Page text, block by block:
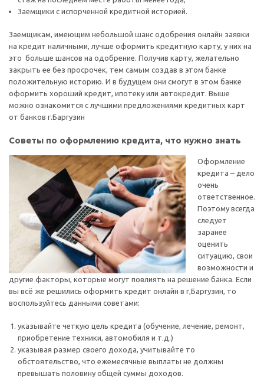
Заемщики с испорченной кредитной историей.
Заемщикам, имеющим небольшой шанс одобрения онлайн заявки
на кредит наличными, лучше оформить кредитную карту, у них на
это больше шансов на одобрение. Получив карту, желательно
закрыть ее без просрочек, тем самым создав в этом банке
положительную историю. И в будущем они смогут в этом банке
оформить хороший кредит, ипотеку или автокредит. Выше
можно ознакомится с лучшими предложениями кредитных карт
от банков г.Баргузин
Советы по оформлению кредита, что нужно знать
Оформление
кредита – дело
очень
ответственное.
Поэтому всегда
следует
заранее
оценить
ситуацию, свои
возможности и
другие факторы, которые могут повлиять на решение банка. Если
вы всё же решились оформить кредит онлайн в г,Баргузин, то
воспользуйтесь данными советами:
указывайте четкую цель кредита (обучение, лечение, ремонт,
приобретение техники, автомобиля и т.д.)
указывая размер своего дохода, учитывайте то
обстоятельство, что ежемесячные выплаты не должны
превышать половину общей суммы доходов.